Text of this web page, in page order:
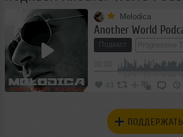
Melodica
Another World
Подкаст Progressive
43
ПОДДЕРЖАТЬ